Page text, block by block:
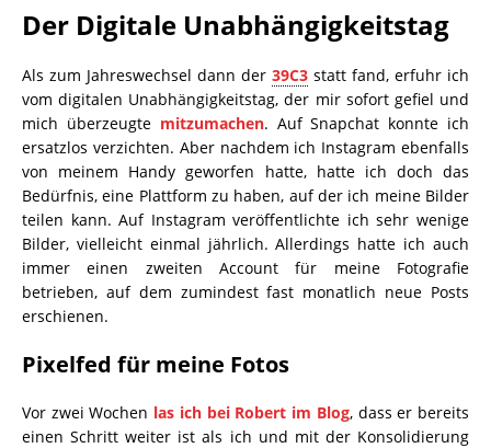
Der Digitale Unabhängigkeitstag
Als zum Jahreswechsel dann der 39C3 statt fand, erfuhr ich
vom digitalen Unabhängigkeitstag, der mir sofort gefiel und
mich überzeugte mitzumachen. Auf Snapchat konnte ich
ersatzlos verzichten. Aber nachdem ich Instagram ebenfalls
von meinem Handy geworfen hatte, hatte ich doch das
Bedürfnis, eine Plattform zu haben, auf der ich meine Bilder
teilen kann. Auf Instagram veröffentlichte ich sehr wenige
Bilder, vielleicht einmal jährlich. Allerdings hatte ich auch
immer einen zweiten Account für meine Fotografie
betrieben, auf dem zumindest fast monatlich neue Posts
erschienen.
Pixelfed für meine Fotos
Vor zwei Wochen las ich bei Robert im Blog, dass er bereits
einen Schritt weiter ist als ich und mit der Konsolidierung